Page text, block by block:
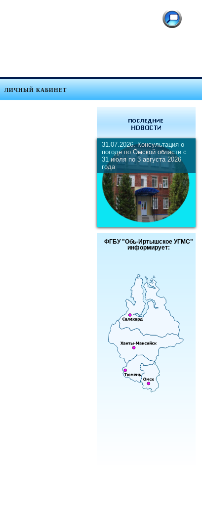
ЛИЧНЫЙ КАБИНЕТ
31.07.2026. Консультация о
погоде по Омской области с
31 июля по 3 августа 2026
года
ФГБУ "Обь-Иртышское УГМС"
информирует: